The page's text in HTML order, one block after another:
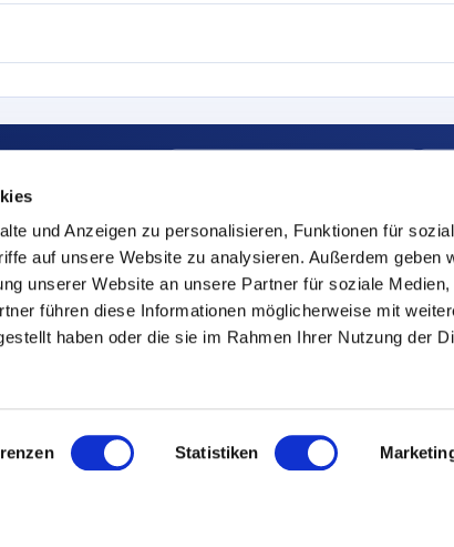
und Anzeigen zu personalisieren, Funktionen für
auf unsere Website zu analysieren. Außerdem geben
unserer Website an unsere Partner für soziale Medien,
führen diese Informationen möglicherweise mit
haben oder die sie im Rahmen Ihrer Nutzung der
Statistiken
gratis tool van SYMESTIC – Manufacturing Execution System uit de cloud.